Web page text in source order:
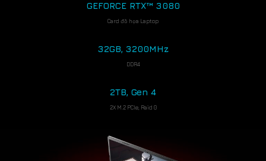
GEFORCE RTX™ 3080
Card đồ họa Laptop
32GB, 3200MHz
DDR4
2TB, Gen 4
2X M.2 PCIe, Raid 0